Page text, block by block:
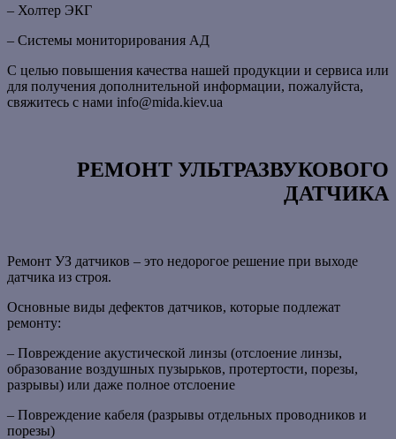
– Холтер ЭКГ
– Системы мониторирования АД
С целью повышения качества нашей продукции и сервиса или
для получения дополнительной информации, пожалуйста,
свяжитесь с нами info@mida.kiev.ua
РЕМОНТ УЛЬТРАЗВУКОВОГО
ДАТЧИКА
Ремонт УЗ датчиков – это недорогое решение при выходе
датчика из строя.
Основные виды дефектов датчиков, которые подлежат
ремонту:
– Повреждение акустической линзы (отслоение линзы,
образование воздушных пузырьков, протертости, порезы,
разрывы) или даже полное отслоение
– Повреждение кабеля (разрывы отдельных проводников и
порезы)